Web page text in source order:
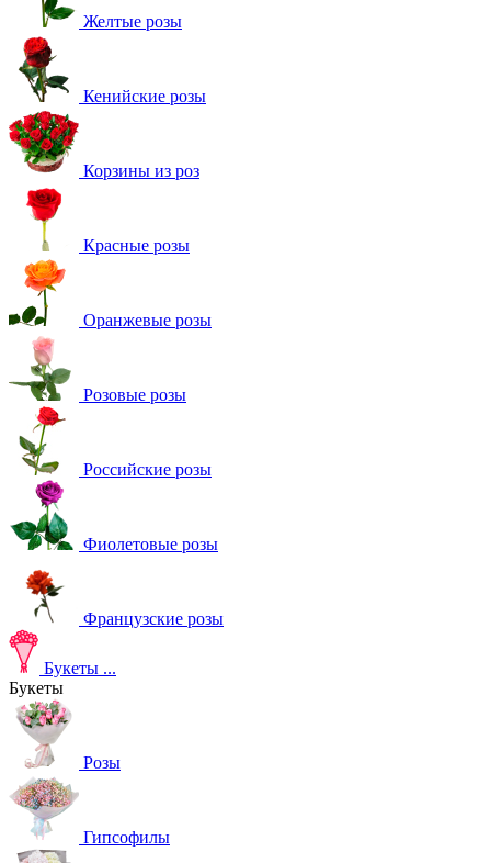
Желтые розы
Кенийские розы
Корзины из роз
Красные розы
Оранжевые розы
Розовые розы
Российские розы
Фиолетовые розы
Французские розы
Букеты ...
Букеты
Розы
Гипсофилы